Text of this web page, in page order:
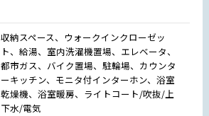
収納スペース、ウォークインクローゼッ
ト、給湯、室内洗濯機置場、エレベータ、
都市ガス、バイク置場、駐輪場、カウンタ
ーキッチン、モニタ付インターホン、浴室
乾燥機、浴室暖房、ライトコート/吹抜/上
下水/電気